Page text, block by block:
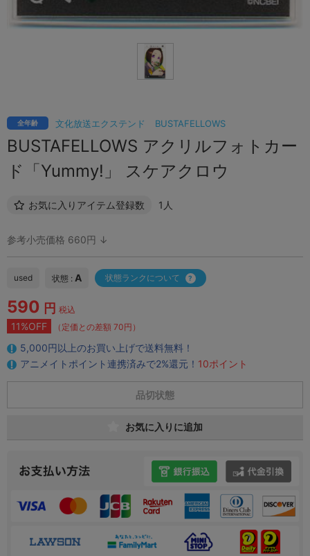
文化放送エクステンド BUSTAFELLOWS
全年齢
BUSTAFELLOWS アクリルフォトカー
ド「Yummy!」 スケアクロウ
お気に入りアイテム登録数 1人
参考小売価格 660円 ↓
used 状態 : A 状態ランクについて
590 円 税込
11%OFF （定価との差額 70円）
5,000円以上のお買い上げで送料無料！
アニメイトポイント連携済みで2%還元！ 10ポイント
品切状態
お気に入りに追加